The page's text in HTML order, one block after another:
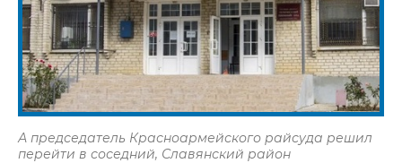
А председатель Красноармейского райсуда решил
перейти в соседний, Славянский район